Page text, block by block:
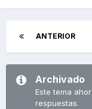
ANTERIOR
Archivado
Este tema
respuestas.